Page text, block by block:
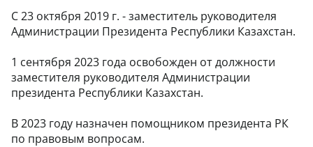
С 23 октября 2019 г. - заместитель руководителя
Администрации Президента Республики Казахстан.
1 сентября 2023 года освобожден от должности
заместителя руководителя Администрации
президента Республики Казахстан.
В 2023 году назначен помощником президента РК
по правовым вопросам.